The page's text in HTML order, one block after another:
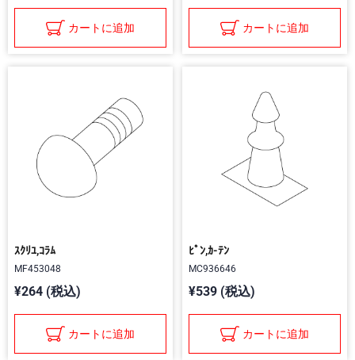
カートに追加 カートに追加
ｽｸﾘﾕ,ｺﾗﾑ
MF453048
¥264 (税込)
カートに追加
ﾋﾟﾝ,ｶ-ﾃﾝ
MC936646
¥539 (税込)
カートに追加